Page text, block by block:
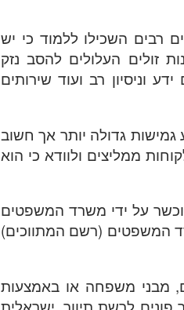
רבים השכילו ללמוד כי יש
זולים העלולים להסב נזק
וניסיון רב ועוד שירותים
גדולה יותר אך חשוב
ממליצים ולוודא כי הוא
על ידי משרד המשפטים
המשפטים (רשם המתווכים)
מבני משפחה או באמצעות